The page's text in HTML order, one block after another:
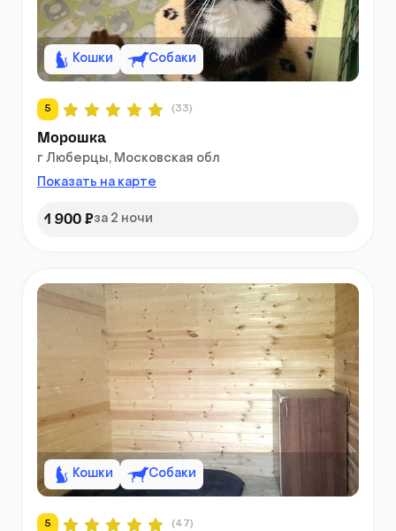
Кошки Собаки
5 (33)
Морошка
г Люберцы, Московская обл
Показать на карте
1 900 ₽за 2 ночи
Кошки Собаки
5 (47)